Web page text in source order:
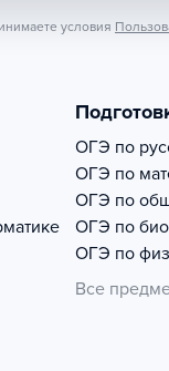
условия
ОГЭ по
ОГЭ по
ОГЭ по
ОГЭ по
ОГЭ по
Все